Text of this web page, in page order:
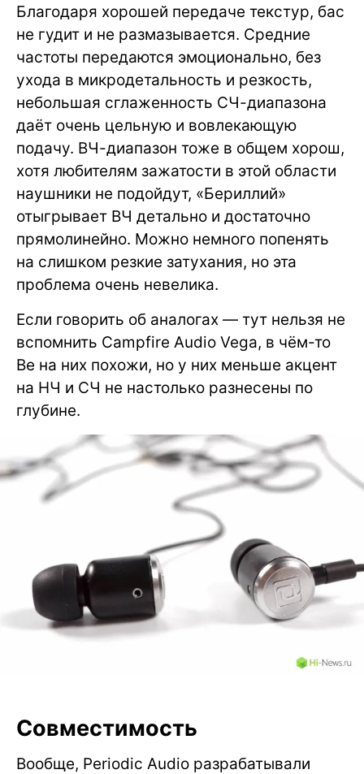
Благодаря хорошей передаче текстур, бас
не гудит и не размазывается. Средние
частоты передаются эмоционально, без
ухода в микродетальность и резкость,
небольшая сглаженность СЧ-диапазона
даёт очень цельную и вовлекающую
подачу. ВЧ-диапазон тоже в общем хорош,
хотя любителям зажатости в этой области
наушники не подойдут, «Бериллий»
отыгрывает ВЧ детально и достаточно
прямолинейно. Можно немного попенять
на слишком резкие затухания, но эта
проблема очень невелика.
Если говорить об аналогах — тут нельзя не
вспомнить Campfire Audio Vega, в чём-то
Be на них похожи, но у них меньше акцент
на НЧ и СЧ не настолько разнесены по
глубине.
Совместимость
Вообще, Periodic Audio разрабатывали